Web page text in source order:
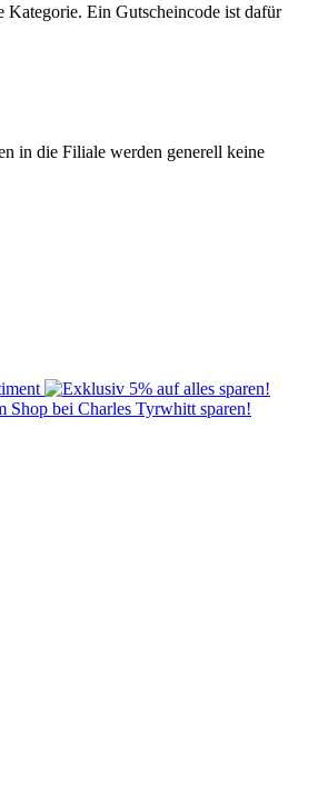
Ein Gutscheincode ist dafür
in die Filiale werden generell keine